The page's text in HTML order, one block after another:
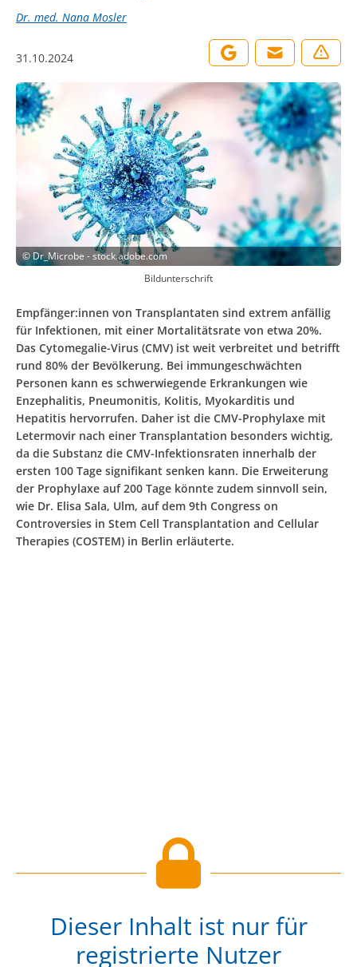
Dr. med. Nana Mosler
31.10.2024
©Dr_Microbe - stock.adobe.com
Bildunterschrift
Empfänger:innen von Transplantaten sind extrem anfällig
für Infektionen, mit einer Mortalitätsrate von etwa 20%.
Das Cytomegalie-Virus (CMV) ist weit verbreitet und betrifft
rund 80% der Bevölkerung. Bei immungeschwächten
Personen kann es schwerwiegende Erkrankungen wie
Enzephalitis, Pneumonitis, Kolitis, Myokarditis und
Hepatitis hervorrufen. Daher ist die CMV-Prophylaxe mit
Letermovir nach einer Transplantation besonders wichtig,
da die Substanz die CMV-Infektionsraten innerhalb der
ersten 100 Tage signifikant senken kann. Die Erweiterung
der Prophylaxe auf 200 Tage könnte zudem sinnvoll sein,
wie Dr. Elisa Sala, Ulm, auf dem 9th Congress on
Controversies in Stem Cell Transplantation and Cellular
Therapies (COSTEM) in Berlin erläuterte.
Dieser Inhalt ist nur für
registrierte Nutzer